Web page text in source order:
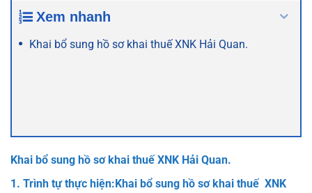
Xem nhanh
Khai bổ sung hồ sơ khai thuế XNK Hải Quan.
Khai bổ sung hồ sơ khai thuế XNK Hải Quan.
1. Trình tự thực hiện:Khai bổ sung hồ sơ khai thuế XNK